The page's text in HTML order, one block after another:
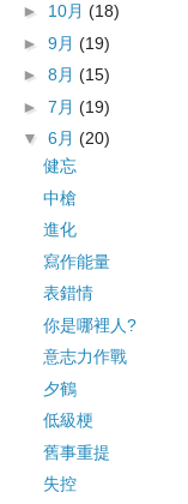
► 10月 (18)
► 9月 (19)
► 8月 (15)
► 7月 (19)
▼ 6月 (20)
健忘
中槍
進化
寫作能量
表錯情
你是哪裡人?
意志力作戰
夕鶴
低級梗
舊事重提
失控